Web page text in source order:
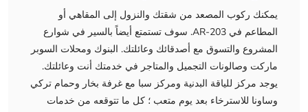
يمكنك ركوب المصعد من شقتك والنزول إلى المقاهي أو
المطاعم في AR-203. سوف تستمتع أيضاً بالسير في شوارع
المشروع والتسوق مع أصدقائك وعائلتك. البنوك ومحلات السوبر
ماركت وصالونات التجميل والمتاجر في خدمتك أنت وعائلتك.
يوجد مركز للياقة البدنية ومركز سبا مع غرفة بخار وحمام تركي
وساونا للاسترخاء بعد يوم متعب ؛ كل ما تتوقعه من خدمات